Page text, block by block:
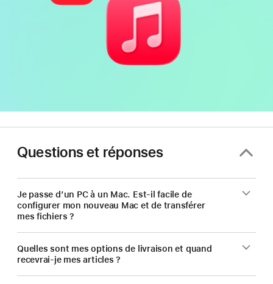
Questions et réponses
Je passe d’un PC à un Mac. Est-il facile de
configurer mon nouveau Mac et de transférer
mes fichiers ?
Quelles sont mes options de livraison et quand
recevrai-je mes articles ?